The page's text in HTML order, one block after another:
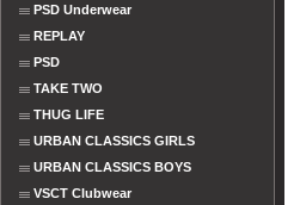
PSD Underwear
REPLAY
PSD
TAKE TWO
THUG LIFE
URBAN CLASSICS GIRLS
URBAN CLASSICS BOYS
VSCT Clubwear